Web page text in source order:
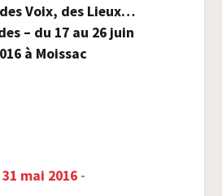
Voix, des Lieux…
– du 17 au 26 juin
à Moissac
31 mai 2016 -